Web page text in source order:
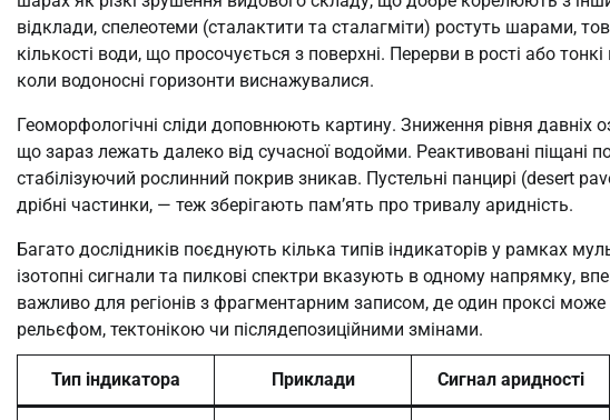
відклади, спелеотеми (сталактити та сталагміти) ростуть шарами,
кількості води, що просочується з поверхні. Перерви в рості або
коли водоносні горизонти виснажувалися.
Геоморфологічні сліди доповнюють картину. Зниження рівня давніх
що зараз лежать далеко від сучасної водойми. Реактивовані піщані
стабілізуючий рослинний покрив зникав. Пустельні панцирі (desert
дрібні частинки, — теж зберігають пам’ять про тривалу аридність.
Багато дослідників поєднують кілька типів індикаторів у рамках
ізотопні сигнали та пилкові спектри вказують в одному напрямку,
важливо для регіонів з фрагментарним записом, де один проксі
рельєфом, тектонікою чи післядепозиційними змінами.
Тип індикатора Приклади Сигнал аридності